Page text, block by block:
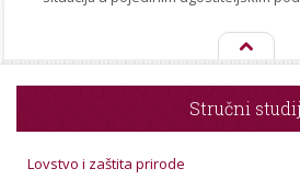
Stručni studij
Lovstvo i zaštita prirode